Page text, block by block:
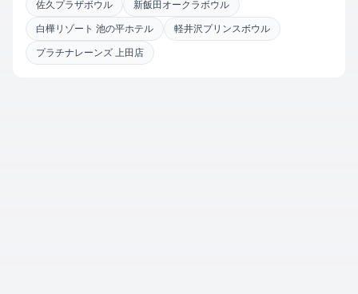
佐久プラザボウル
新飯田オークラボウル
白樺リゾート 池の平ホテル
軽井沢プリンスボウル
プラチナレーンズ 上田店